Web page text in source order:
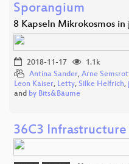
Sporangium
8 Kapseln Mikrokosmos
2018-11-17
1.1k
Antina Sander, Arne
Leon Kaiser, Letty, Silke Helfrich,
and by Bits&Bäume
36C3 Infrastructure